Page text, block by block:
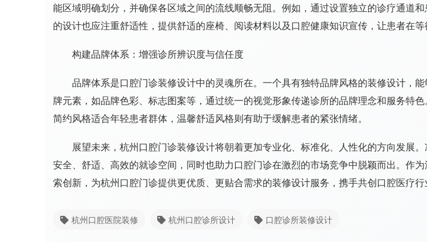
能区域明确划分，并确保各区域之间的流线顺畅无阻。例如，通过设置独立的诊疗通道
的设计也应注重舒适性，提供舒适的座椅、阅读材料以及口腔健康知识宣传，让患者在等
构建品牌体系：增强诊所辨识度与信任度
品牌体系是口腔门诊装修设计中的灵魂所在。一个具有独特品牌风格的装修设计，
牌元素，如品牌色彩、标志图案等，通过统一的视觉形象传递诊所的品牌理念和服务特
简约风格适合年轻患者群体，温馨舒适风格则有助于缓解患者的紧张情绪。
展望未来，杭州口腔门诊装修设计将朝着更加专业化、标准化、人性化的方向发展
安全、舒适、高效的就诊空间，同时也助力口腔门诊在激烈的市场竞争中脱颖而出。作
索创新，为杭州口腔门诊提供更优质、更贴合需求的装修设计服务，携手共创口腔医疗行
杭州口腔医院装修 杭州口腔诊所设计 口腔诊所装修设计